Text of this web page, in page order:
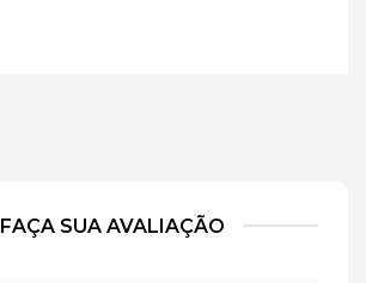
FAÇA SUA AVALIAÇÃO